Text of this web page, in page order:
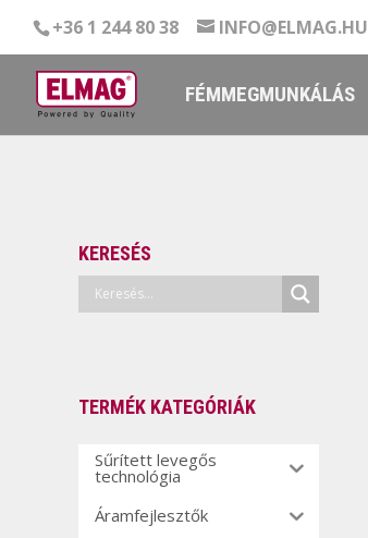
+36 1 244 80 38 INFO@ELMAG.HU
FÉMMEGMUNKÁLÁS
KERESÉS
TERMÉK KATEGÓRIÁK
Sűrített levegős
technológia
Áramfejlesztők